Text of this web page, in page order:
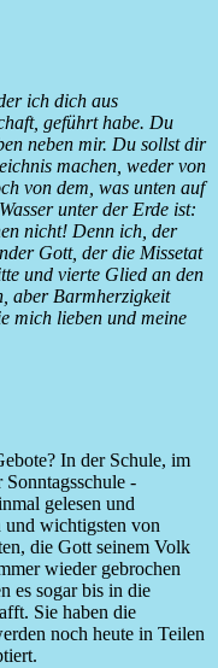
ich dich aus
geführt habe. Du
neben mir. Du sollst dir
machen, weder von
von dem, was unten auf
unter der Erde ist:
nicht! Denn ich, der
Gott, der die Missetat
und vierte Glied an den
aber Barmherzigkeit
mich lieben und meine
In der Schule, im
-
gelesen und
und wichtigsten von
die Gott seinem Volk
wieder gebrochen
es sogar bis in die
Sie haben die
noch heute in Teilen